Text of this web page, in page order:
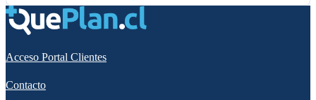
Acceso Portal Clientes
Contacto